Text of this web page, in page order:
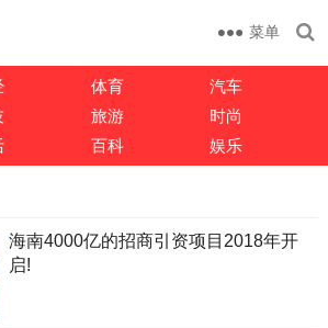
菜单
体育
汽车
旅游
时尚
百科 娱乐
海南4000亿的招商引资项目2018年开
启!